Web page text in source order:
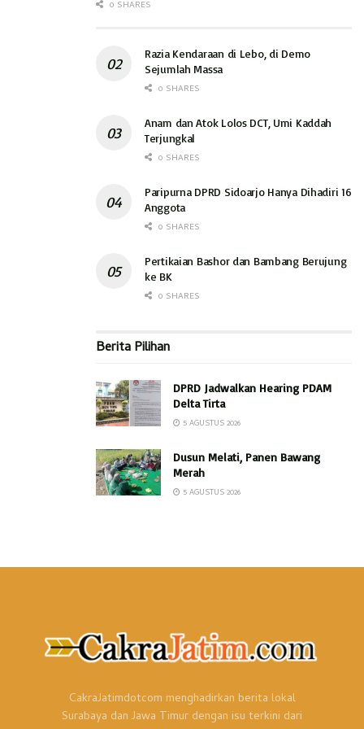
0 SHARES
Razia Kendaraan di Lebo, di Demo
Sejumlah Massa
0 SHARES
Anam dan Atok Lolos DCT, Umi Kaddah
Terjungkal
0 SHARES
Paripurna DPRD Sidoarjo Hanya Dihadiri 16
Anggota
0 SHARES
Pertikaian Bashor dan Bambang Berujung
ke BK
0 SHARES
Berita Pilihan
DPRD Jadwalkan Hearing PDAM
Delta Tirta
5 AGUSTUS 2026
Dusun Melati, Panen Bawang
Merah
5 AGUSTUS 2026
CakraJatimdotcom menghadirkan berita lokal
Surabaya dan Jawa Timur dengan isu terkini dari